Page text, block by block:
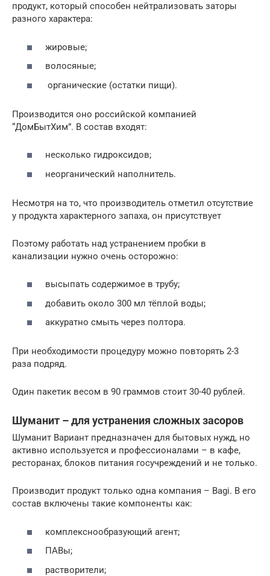
продукт, который способен нейтрализовать заторы
разного характера:
жировые;
волосяные;
органические (остатки пищи).
Производится оно российской компанией
“ДомБытХим”. В состав входят:
несколько гидроксидов;
неорганический наполнитель.
Несмотря на то, что производитель отметил отсутствие
у продукта характерного запаха, он присутствует
Поэтому работать над устранением пробки в
канализации нужно очень осторожно:
высыпать содержимое в трубу;
добавить около 300 мл тёплой воды;
аккуратно смыть через полтора.
При необходимости процедуру можно повторять 2-3
раза подряд.
Один пакетик весом в 90 граммов стоит 30-40 рублей.
Шуманит – для устранения сложных засоров
Шуманит Вариант предназначен для бытовых нужд, но
активно используется и профессионалами – в кафе,
ресторанах, блоков питания госучреждений и не только.
Производит продукт только одна компания – Bagi. В его
состав включены такие компоненты как:
комплекснообразующий агент;
ПАВы;
растворители;